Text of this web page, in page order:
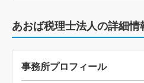
あおば税理士法人の詳細情
事務所プロフィール